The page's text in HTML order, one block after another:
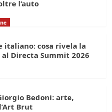
l’auto
italiano: cosa rivela la
Directa Summit 2026
Giorgio Bedoni: arte,
Brut